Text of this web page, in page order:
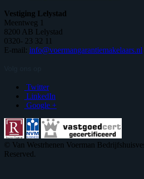
Vestiging Lelystad
Meentweg 1
8200 AB Lelystad
0320- 23 32 11
E-mail: info@voermangarantiemakelaars.nl
Twitter
LinkedIn
Google +
© Van Westrhenen Voerman
Reserved.